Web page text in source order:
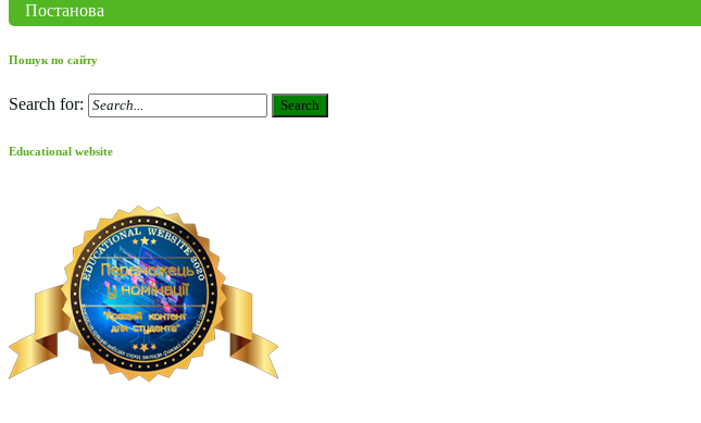
Постанова
Пошук по сайту
Search for: Search
Educational website